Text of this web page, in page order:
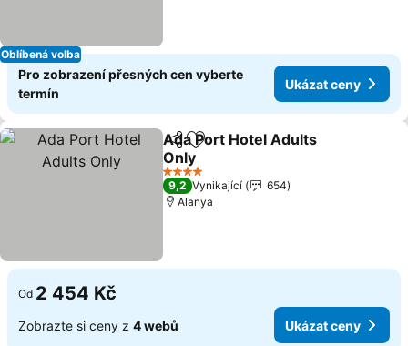
Oblíbená volba
Pro zobrazení přesných cen vyberte
termín
Ukázat ceny
SdíletPřidat na seznam oblíbených
Ada Port Hotel Adults
Only
Ukázat ceny
4 Počet hvězdiček
9,2 Vynikající
654
Alanya
Od 2 454 Kč
Zobrazte si ceny z 4 webů Ukázat ceny